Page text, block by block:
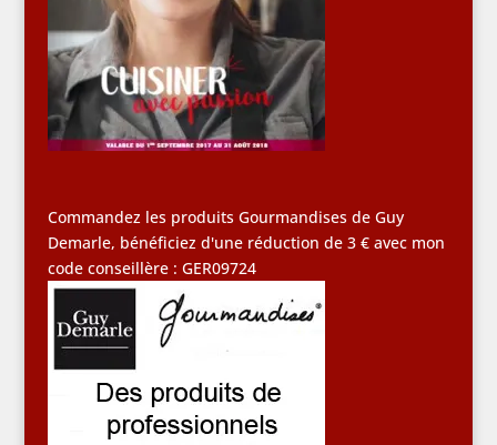
Commandez les produits Gourmandises de Guy
Demarle, bénéficiez d'une réduction de 3 € avec mon
code conseillère : GER09724